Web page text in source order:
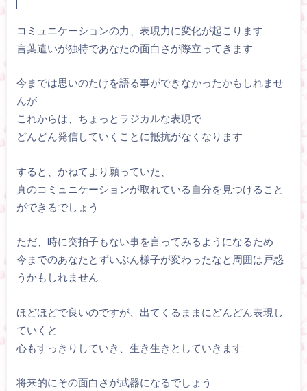
コミュニケーションの力、表現力に変化が起こります
言葉遣いが独特であなたの面白さが際立ってきます
今までは思いのたけを語る事ができなかったかもしれませ
んが
これからは、ちょっとラジカルな表現で
どんどん発信していくことに抵抗がなくなります
すると、かねてより願っていた、
真のコミュニケーションが取れている自分を見つけること
ができるでしょう
ただ、時に突拍子もない事を言ってみるようになるため
今までのあなたとずいぶん様子が変わったなと周囲は戸惑
うかもしれません
ほどほどで良いのですが、出てくるままにどんどん表現し
ていくと
心もすっきりしていき、生き生きとしていきます
将来的にその面白さが武器になるでしょう